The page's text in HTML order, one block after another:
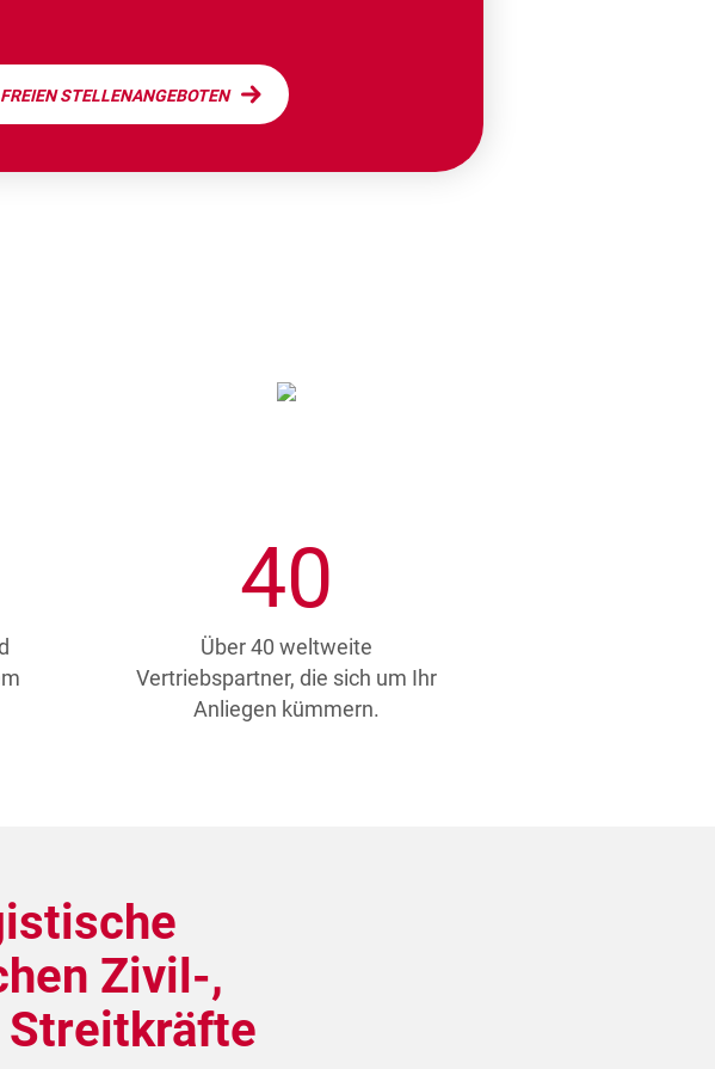
STELLENANGEBOTEN
40
Über 40 weltweite
Vertriebspartner, die sich um Ihr
Anliegen kümmern.
Zivil-,
Streitkräfte